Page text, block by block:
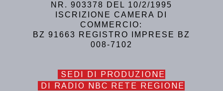
NR. 903378 DEL 10/2/1995
ISCRIZIONE CAMERA DI
COMMERCIO:
BZ 91663 REGISTRO IMPRESE BZ
008-7102
SEDI DI PRODUZIONE
DI RADIO NBC RETE REGIONE